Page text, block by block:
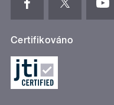
Certifikováno